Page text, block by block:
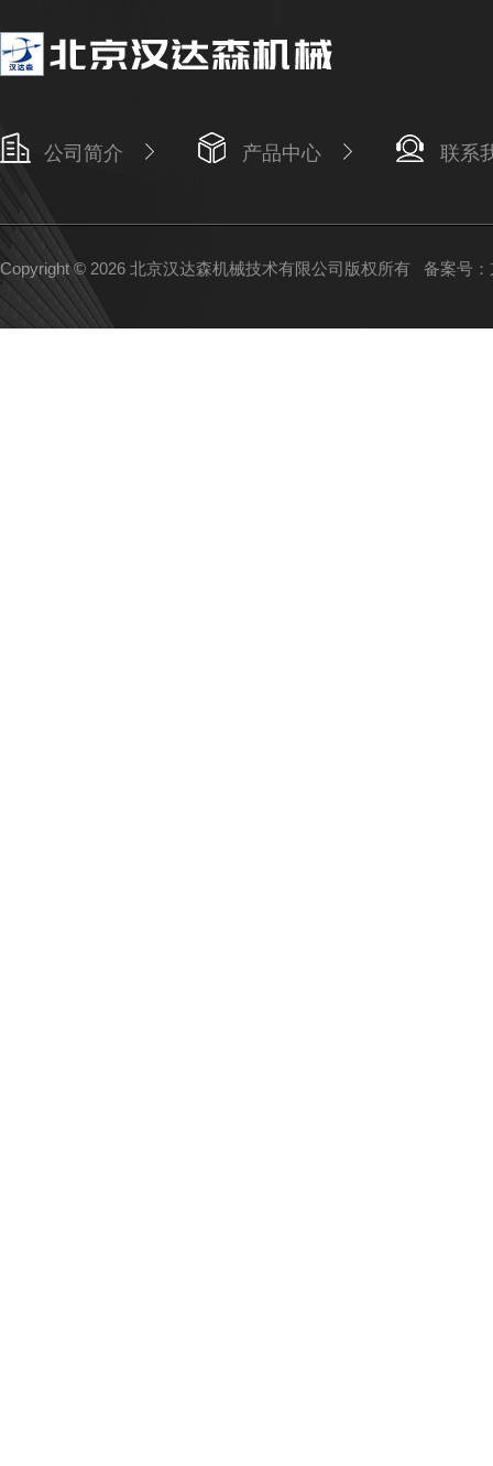
公司简介 产品中心 联系
Copyright © 2026 北京汉达森机械技术有限公司版权所有 备案号：